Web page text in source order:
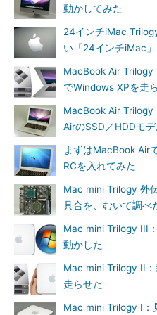
動かしてみた
24インチiMac
い「24インチiMac
MacBook Air Trilogy
でWindows XPを走
MacBook Air
AirのSSD／HDDモ
まずはMacBook Air
RCを入れてみた
Mac mini Trilogy 外
具合を、むいて調べ
Mac mini Trilogy III
動かした
Mac mini Trilogy II
走らせた
Mac mini Trilogy I：